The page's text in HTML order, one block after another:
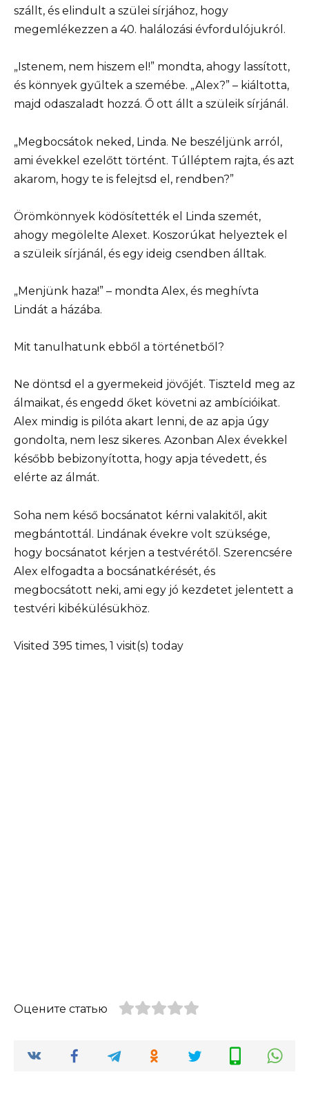
szállt, és elindult a szülei sírjához, hogy
megemlékezzen a 40. halálozási évfordulójukról.
„Istenem, nem hiszem el!” mondta, ahogy lassított,
és könnyek gyűltek a szemébe. „Alex?” – kiáltotta,
majd odaszaladt hozzá. Ő ott állt a szüleik sírjánál.
„Megbocsátok neked, Linda. Ne beszéljünk arról,
ami évekkel ezelőtt történt. Túlléptem rajta, és azt
akarom, hogy te is felejtsd el, rendben?”
Örömkönnyek ködösítették el Linda szemét,
ahogy megölelte Alexet. Koszorúkat helyeztek el
a szüleik sírjánál, és egy ideig csendben álltak.
„Menjünk haza!” – mondta Alex, és meghívta
Lindát a házába.
Mit tanulhatunk ebből a történetből?
Ne döntsd el a gyermekeid jövőjét. Tiszteld meg az
álmaikat, és engedd őket követni az ambícióikat.
Alex mindig is pilóta akart lenni, de az apja úgy
gondolta, nem lesz sikeres. Azonban Alex évekkel
később bebizonyította, hogy apja tévedett, és
elérte az álmát.
Soha nem késő bocsánatot kérni valakitől, akit
megbántottál. Lindának évekre volt szüksége,
hogy bocsánatot kérjen a testvérétől. Szerencsére
Alex elfogadta a bocsánatkérését, és
megbocsátott neki, ami egy jó kezdetet jelentett a
testvéri kibékülésükhöz.
Visited 395 times, 1 visit(s) today
Оцените статью